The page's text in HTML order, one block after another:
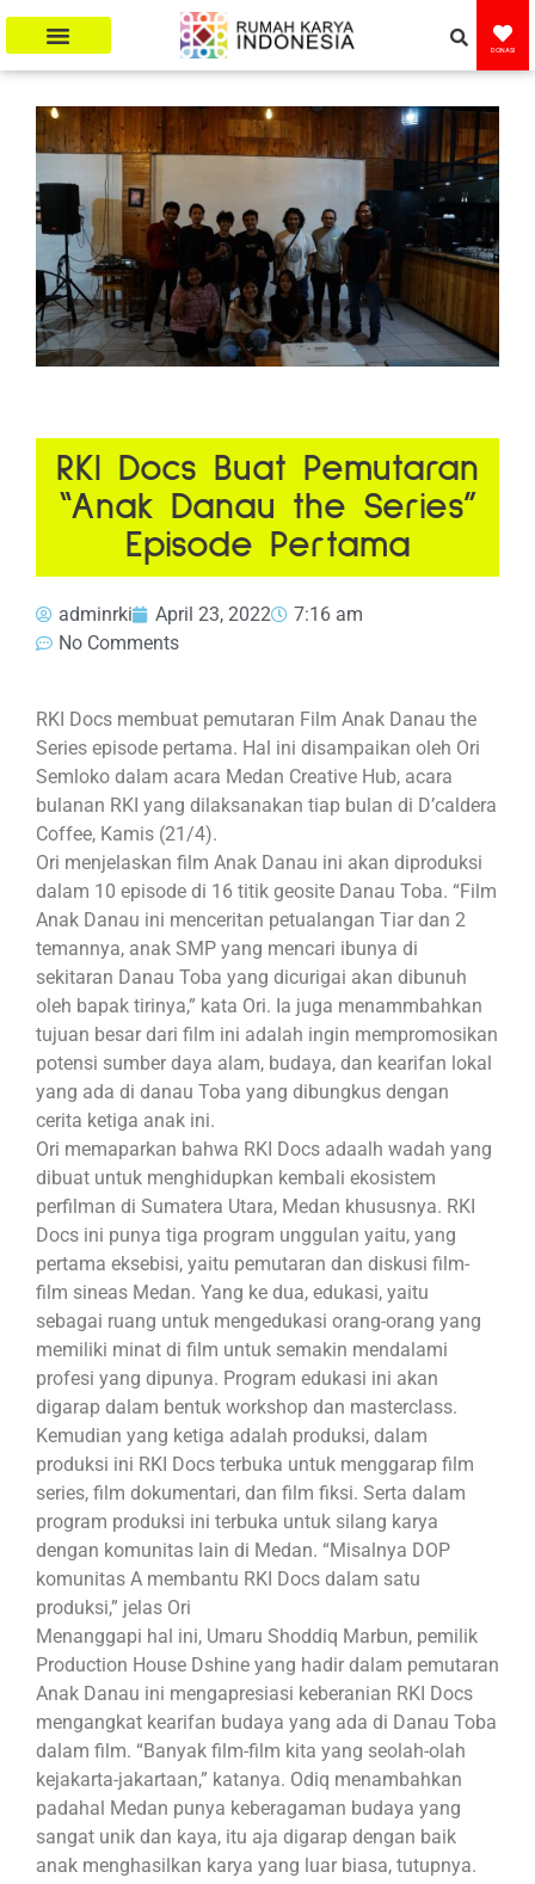
DONASI
RKI Docs Buat Pemutaran
“Anak Danau the Series”
Episode Pertama
adminrki April 23, 2022
7:16 am
No Comments
RKI Docs membuat pemutaran Film Anak Danau the
Series episode pertama. Hal ini disampaikan oleh Ori
Semloko dalam acara Medan Creative Hub, acara
bulanan RKI yang dilaksanakan tiap bulan di D’caldera
Coffee, Kamis (21/4).
Ori menjelaskan film Anak Danau ini akan diproduksi
dalam 10 episode di 16 titik geosite Danau Toba. “Film
Anak Danau ini menceritan petualangan Tiar dan 2
temannya, anak SMP yang mencari ibunya di
sekitaran Danau Toba yang dicurigai akan dibunuh
oleh bapak tirinya,” kata Ori. Ia juga menammbahkan
tujuan besar dari film ini adalah ingin mempromosikan
potensi sumber daya alam, budaya, dan kearifan lokal
yang ada di danau Toba yang dibungkus dengan
cerita ketiga anak ini.
Ori memaparkan bahwa RKI Docs adaalh wadah yang
dibuat untuk menghidupkan kembali ekosistem
perfilman di Sumatera Utara, Medan khususnya. RKI
Docs ini punya tiga program unggulan yaitu, yang
pertama eksebisi, yaitu pemutaran dan diskusi film-
film sineas Medan. Yang ke dua, edukasi, yaitu
sebagai ruang untuk mengedukasi orang-orang yang
memiliki minat di film untuk semakin mendalami
profesi yang dipunya. Program edukasi ini akan
digarap dalam bentuk workshop dan masterclass.
Kemudian yang ketiga adalah produksi, dalam
produksi ini RKI Docs terbuka untuk menggarap film
series, film dokumentari, dan film fiksi. Serta dalam
program produksi ini terbuka untuk silang karya
dengan komunitas lain di Medan. “Misalnya DOP
komunitas A membantu RKI Docs dalam satu
produksi,” jelas Ori
Menanggapi hal ini, Umaru Shoddiq Marbun, pemilik
Production House Dshine yang hadir dalam pemutaran
Anak Danau ini mengapresiasi keberanian RKI Docs
mengangkat kearifan budaya yang ada di Danau Toba
dalam film. “Banyak film-film kita yang seolah-olah
kejakarta-jakartaan,” katanya. Odiq menambahkan
padahal Medan punya keberagaman budaya yang
sangat unik dan kaya, itu aja digarap dengan baik
anak menghasilkan karya yang luar biasa, tutupnya.